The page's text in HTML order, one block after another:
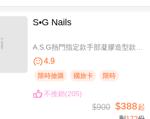
S•G Nails
A.S.G熱門指定款手部凝膠造型款110選1+輕保養(款式不定期更換，可換色) / B.約會過節好心情S.G 風格系-足部凝膠造型款110選1+輕保養(款式不定期更換，可換色) / C.簡簡單單好穿搭！手部凝膠上色+輕保養 / D.脫掉襪子不尷尬！足部凝膠上色+輕保養
4.9
限時搶購 國旅卡 限時
不推銷(205)
$900 $388起